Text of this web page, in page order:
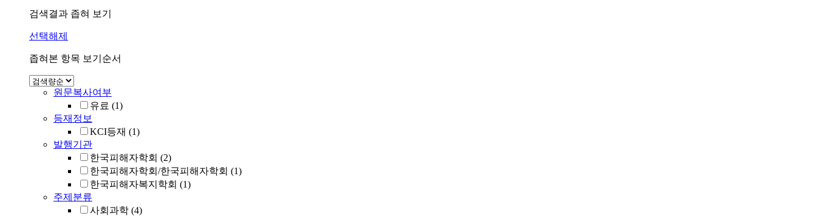
검색결과 좁혀 보기
선택해제
좁혀본 항목 보기순서
원문복사여부
유료 (1)
등재정보
KCI등재 (1)
발행기관
한국피해자학회 (2)
한국피해자학회/한국피해자학회 (1)
한국피해자복지학회 (1)
주제분류
사회과학 (4)